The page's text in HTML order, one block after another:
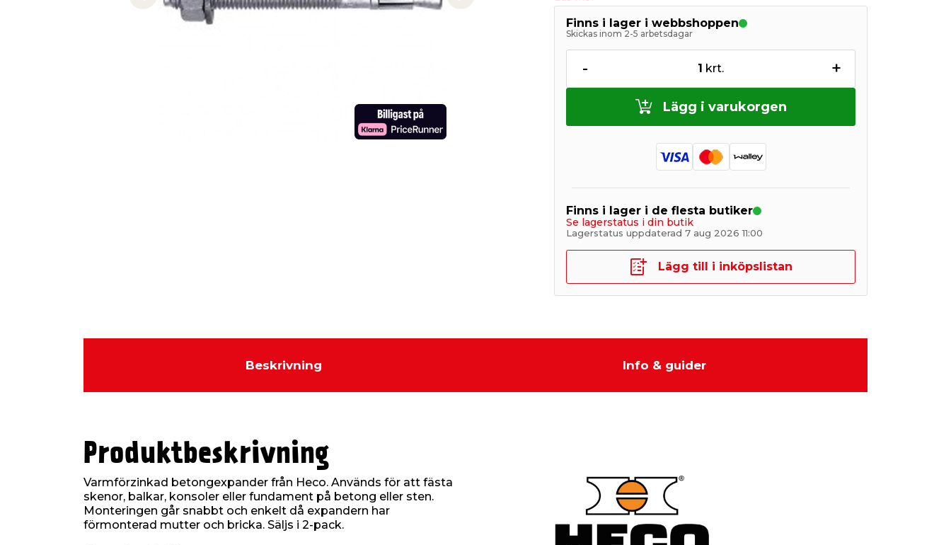
Previous slide Next slide
Finns i lager i webbshoppen
Skickas inom 2-5 arbetsdagar
- 1 krt. +
Lägg i varukorgen
Finns i lager i de flesta butiker
Se lagerstatus i din butik
Lagerstatus uppdaterad 7 aug 2026 11:00
Lägg till i inköpslistan
Beskrivning Info & guider
Produktbeskrivning
Varmförzinkad betongexpander från Heco. Används för att fästa
skenor, balkar, konsoler eller fundament på betong eller sten.
Monteringen går snabbt och enkelt då expandern har
förmonterad mutter och bricka. Säljs i 2-pack.